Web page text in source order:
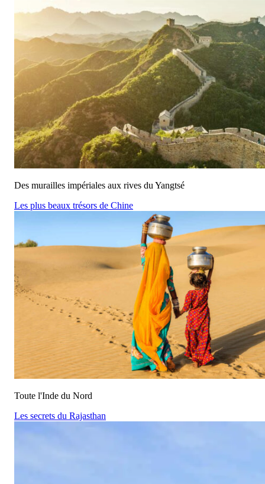
Des murailles impériales aux rives du Yangtsé
Les plus beaux trésors de Chine
Toute l'Inde du Nord
Les secrets du Rajasthan